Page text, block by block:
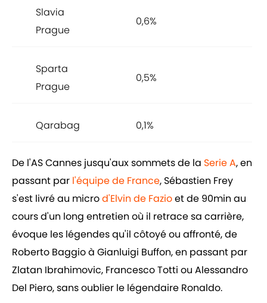
Slavia
Prague
0,6%
Sparta
Prague
0,5%
Qarabag 0,1%
De l'AS Cannes jusqu'aux sommets de la Serie A, en
passant par l'équipe de France, Sébastien Frey
s'est livré au microd'Elvin de Fazioet de 90min au
cours d'un long entretien où il retrace sa carrière,
évoque les légendes qu'il côtoyé ou affronté, de
Roberto Baggio à Gianluigi Buffon, en passant par
Zlatan Ibrahimovic, Francesco Totti ou Alessandro
Del Piero, sans oublier le légendaire Ronaldo.